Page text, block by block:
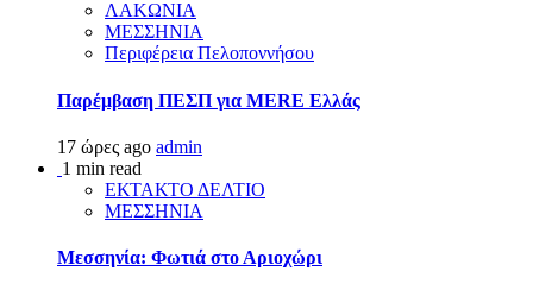
ΛΑΚΩΝΙΑ
ΜΕΣΣΗΝΙΑ
Περιφέρεια Πελοποννήσου
Παρέμβαση ΠΕΣΠ για MERE Ελλάς
17 ώρες ago admin
1 min read
ΕΚΤΑΚΤΟ ΔΕΛΤΙΟ
ΜΕΣΣΗΝΙΑ
Μεσσηνία: Φωτιά στο Αριοχώρι